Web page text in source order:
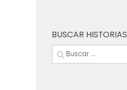
BUSCAR HISTORIAS
Buscar: